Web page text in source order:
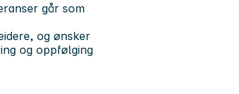
går som
og ønsker
og oppfølging